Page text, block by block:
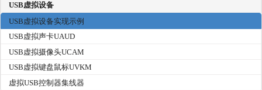
USB虚拟设备
USB虚拟设备实现示例
USB虚拟声卡UAUD
USB虚拟摄像头UCAM
USB虚拟键盘鼠标UVKM
虚拟USB控制器集线器